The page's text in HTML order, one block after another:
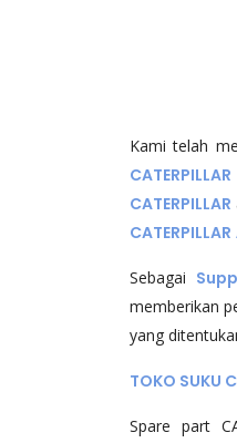
Kami telah
CATERPILLAR
CATERPILLAR
Sebagai
memberikan
yang
TOKO SUKU
Spare part